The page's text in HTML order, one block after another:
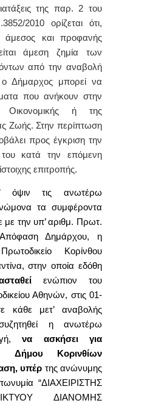
της παρ. 2 του
2010 ορίζεται ότι,
άμεσος και προφανής
άμεση ζημία των
από την αναβολή
Δήμαρχος μπορεί να
που ανήκουν στην
Οικονομικής ή της
Ζωής. Στην περίπτωση
προς έγκριση την
κατά την επόμενη
επιτροπής.
όψιν τις ανωτέρω
τα συμφέροντα
με την υπ’ αριθμ. Πρωτ.
Απόφαση Δημάρχου, η
Κορίνθου
στην οποία εδόθη
ενώπιον του
Αθηνών, στις 01-
κάθε μετ’ αναβολής
η ανωτέρω
να ασκήσει για
Δήμου Κορινθίων
υπέρ της ανώνυμης
“ΔΙΑΧΕΙΡΙΣΤΗΣ
ΔΙΑΝΟΜΗΣ